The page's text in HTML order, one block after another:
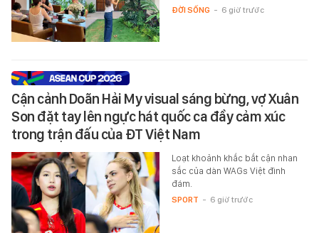
ĐỜI SỐNG - 6 giờ trước
Cận cảnh Doãn Hải My visual sáng bừng, vợ Xuân
Son đặt tay lên ngực hát quốc ca đầy cảm xúc
trong trận đấu của ĐT Việt Nam
Loạt khoảnh khắc bắt cận nhan
sắc của dàn WAGs Việt đình
đám.
SPORT - 6 giờ trước